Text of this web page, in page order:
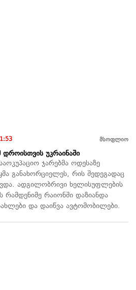
მსოფლიო
დროისთვის უკრაინაში
ჯარებმა ოდესაზე
განახორციელეს, რის შედეგადაც
ადგილობრივი ხელისუფლების
რამდენიმე რაიონში დაზიანდა
და დაიწვა ავტომობილები.